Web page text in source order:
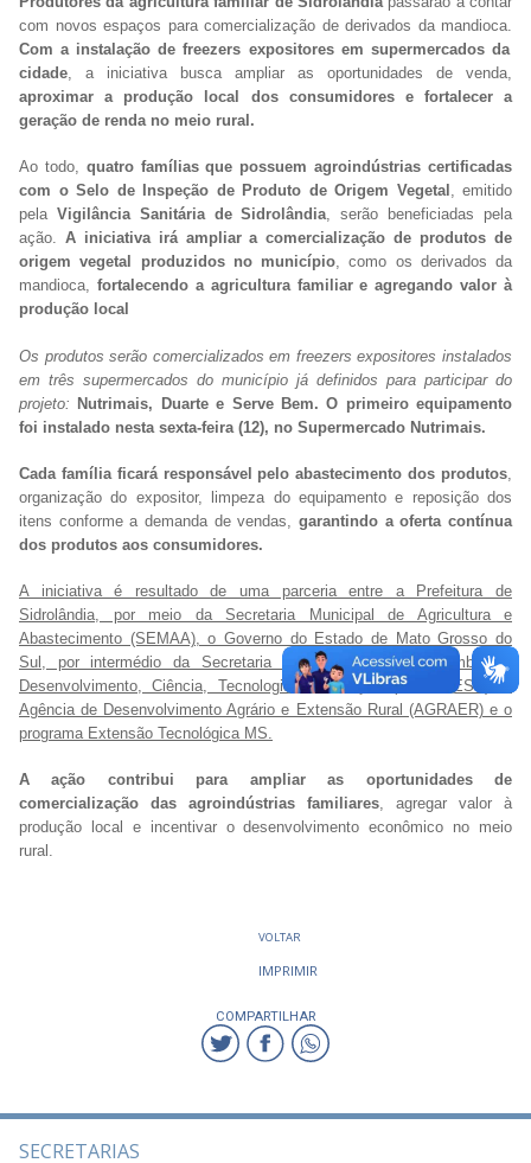
com novos espaços para comercialização de derivados da mandioca.
Com a instalação de freezers expositores em supermercados da
cidade, a iniciativa busca ampliar as oportunidades de venda,
aproximar a produção local dos consumidores e fortalecer a
geração de renda no meio rural.
Ao todo, quatro famílias que possuem agroindústrias certificadas
com o Selo de Inspeção de Produto de Origem Vegetal , emitido
pela Vigilância Sanitária de Sidrolândia, serão beneficiadas pela
ação. A iniciativa irá ampliar a comercialização de produtos de
origem vegetal produzidos no município, como os derivados da
mandioca, fortalecendo a agricultura familiar e agregando valor à
produção local
Os produtos serão comercializados em freezers expositores instalados
em três supermercados do município já definidos para participar do
projeto: Nutrimais, Duarte e Serve Bem. O primeiro equipamento
foi instalado nesta sexta-feira (12), no Supermercado Nutrimais.
Cada família ficará responsável pelo abastecimento dos produtos
organização do expositor, limpeza do equipamento e reposição dos
itens conforme a demanda de vendas, garantindo a oferta contínua
dos produtos aos consumidores.
A iniciativa é resultado de uma parceria entre a Prefeitura de
Sidrolândia, por meio da Secretaria Municipal de Agricultura e
Abastecimento (SEMAA), o Governo do Estado de Mato Grosso do
Sul, por intermédio da Secretaria de Estado de Meio Ambiente,
Desenvolvimento, Ciência, Tecnologia e Inovação (SEMADESC), a
Agência de Desenvolvimento Agrário e Extensão Rural (AGRAER) e o
programa Extensão Tecnológica MS.
A ação contribui para ampliar as oportunidades de
comercialização das agroindústrias familiares, agregar valor à
produção local e incentivar o desenvolvimento econômico no meio
rural.
VOLTAR
IMPRIMIR
COMPARTILHAR
SECRETARIAS